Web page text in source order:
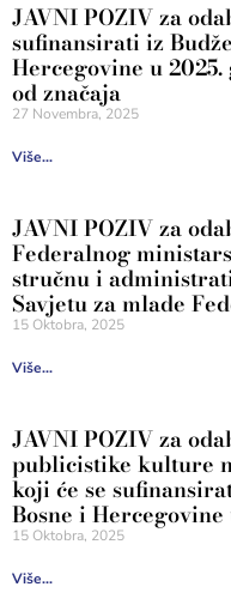
JAVNI POZIV za
sufinansirati iz
Hercegovine u
od značaja
27 Novembra, 2025
Više...
JAVNI POZIV za
Federalnog
stručnu i
Savjetu za mlade
15 Oktobra, 2025
Više...
JAVNI POZIV za
publicistike kulture
koji će se
Bosne i
15 Oktobra, 2025
Više...